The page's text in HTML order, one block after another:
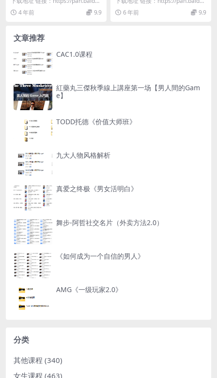
com/s/1QV6sDDF...
4 年前 9.9
com/s/1D1CN4ck...
6 年前 9.9
文章推荐
CAC1.0课程
紅藥丸三傑秋季線上講座第一场【男人間的Gam
e】
TODD托德《价值大师班》
九大人物风格解析
真爱之终极《男女活明白》
舞步-阿哲社交名片（外卖方法2.0）
《如何成为一个自信的男人》
AMG《一级玩家2.0》
分类
其他课程 (340)
女生课程 (463)